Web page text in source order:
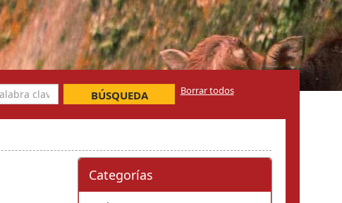
BÚSQUEDA Borrar todos
Categorí­as